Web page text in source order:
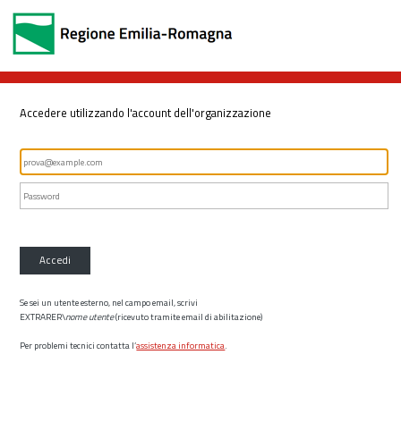
Accedere utilizzando l'account dell'organizzazione
Accedi
Se sei un utente esterno, nel campo email, scrivi
EXTRARER\nome utente(ricevuto tramite email di abilitazione)
Per problemi tecnici contatta l’assistenza informatica.